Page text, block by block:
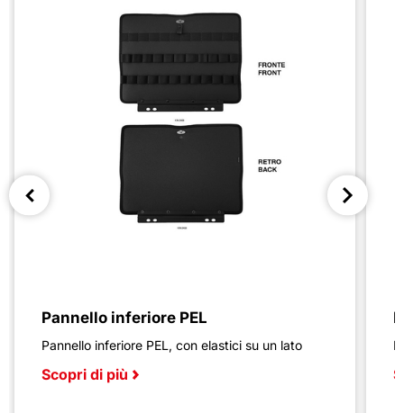
Pannello inferiore PEL
Pannello inferiore PEL, con elastici su un lato
Scopri di più